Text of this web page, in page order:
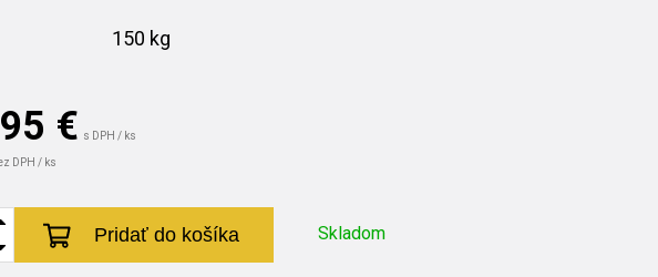
€ s DPH / ks
DPH / ks
Skladom
Pridať do košíka
150 kg